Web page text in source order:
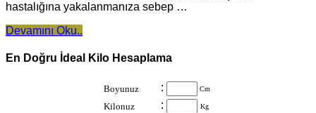
hastalığına yakalanmanıza sebep …
Devamını Oku..
En Doğru İdeal Kilo Hesaplama
Boyunuz : Cm
Kilonuz : Kg